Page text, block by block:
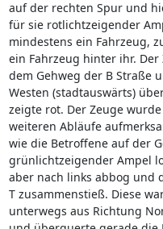
auf der rechten Spur und
für sie rotlichtzeigender
mindestens ein Fahrzeug,
ein Fahrzeug hinter ihr.
dem Gehweg der B Straße
Westen (stadtauswärts)
zeigte rot. Der Zeuge
weiteren Abläufe
wie die Betroffene auf der
grünlichtzeigender Ampel
aber nach links abbog und
T zusammenstieß. Diese
unterwegs aus Richtung